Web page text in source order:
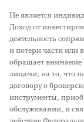
Не является
Доход от
деятельность
и потери части или
обращает
лицами, на то, что
договору о
инструменты,
обслуживании, и